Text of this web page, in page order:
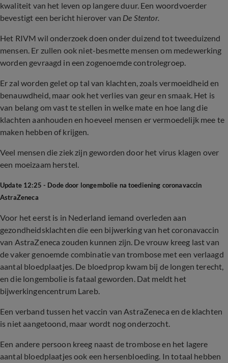
kwaliteit van het leven op langere duur. Een woordvoerder
bevestigt een bericht hierover van De Stentor.
Het RIVM wil onderzoek doen onder duizend tot tweeduizend
mensen. Er zullen ook niet-besmette mensen om medewerking
worden gevraagd in een zogenoemde controlegroep.
Er zal worden gelet op tal van klachten, zoals vermoeidheid en
benauwdheid, maar ook het verlies van geur en smaak. Het is
van belang om vast te stellen in welke mate en hoe lang die
klachten aanhouden en hoeveel mensen er vermoedelijk mee te
maken hebben of krijgen.
Veel mensen die ziek zijn geworden door het virus klagen over
een moeizaam herstel.
Update 12:25 - Dode door longembolie na toediening coronavaccin
AstraZeneca
Voor het eerst is in Nederland iemand overleden aan
gezondheidsklachten die een bijwerking van het coronavaccin
van AstraZeneca zouden kunnen zijn. De vrouw kreeg last van
de vaker genoemde combinatie van trombose met een verlaagd
aantal bloedplaatjes. De bloedprop kwam bij de longen terecht,
en die longembolie is fataal geworden. Dat meldt het
bijwerkingencentrum Lareb.
Een verband tussen het vaccin van AstraZeneca en de klachten
is niet aangetoond, maar wordt nog onderzocht.
Een andere persoon kreeg naast de trombose en het lagere
aantal bloedplaatjes ook een hersenbloeding. In totaal hebben